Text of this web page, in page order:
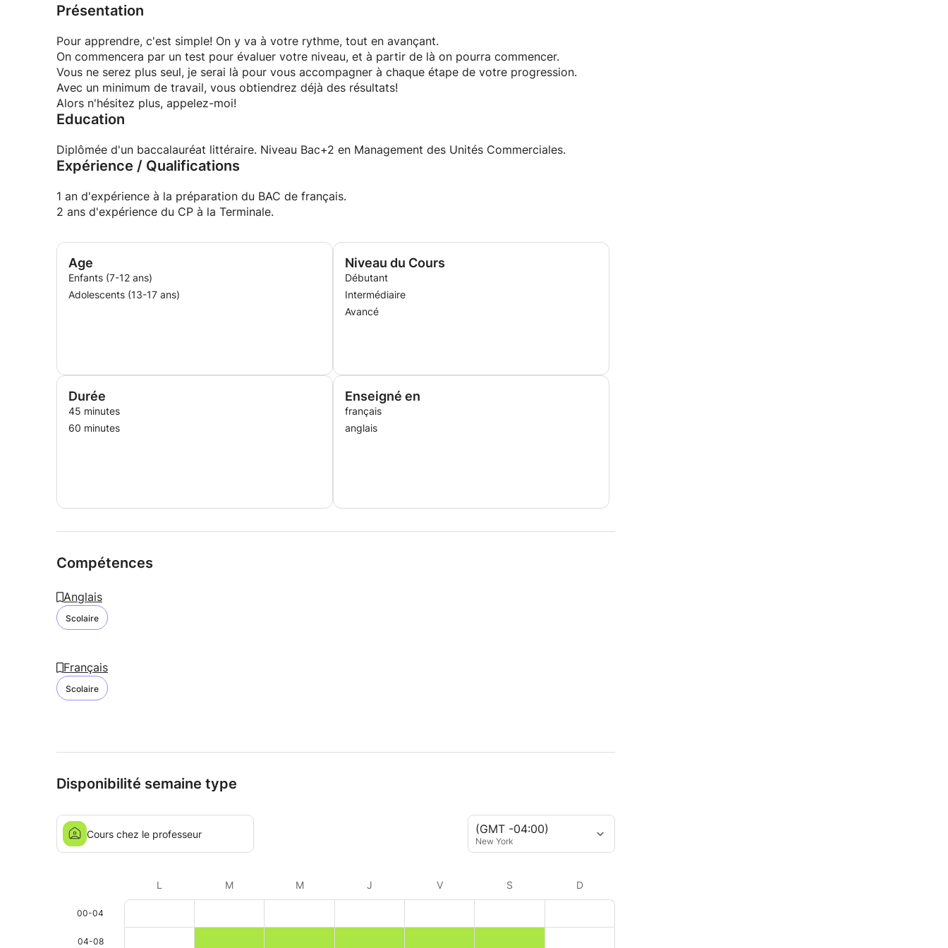
Présentation
Pour apprendre, c'est simple! On y va à votre rythme, tout en avançant.
On commencera par un test pour évaluer votre niveau, et à partir de là on pourra commencer.
Vous ne serez plus seul, je serai là pour vous accompagner à chaque étape de votre progression.
Avec un minimum de travail, vous obtiendrez déjà des résultats!
Alors n'hésitez plus, appelez-moi!
Education
Diplômée d'un baccalauréat littéraire. Niveau Bac+2 en Management des Unités Commerciales.
Expérience / Qualifications
1 an d'expérience à la préparation du BAC de français.
2 ans d'expérience du CP à la Terminale.
Age
Enfants (7-12 ans)
Adolescents (13-17 ans)
Niveau du Cours
Débutant
Intermédiaire
Avancé
Durée
45 minutes
60 minutes
Enseigné en
français
anglais
Compétences
Anglais
Scolaire
Français
Scolaire
Disponibilité semaine type
(GMT -04:00)
New York
Cours chez le professeur
L M M J V S D
00-04
04-08